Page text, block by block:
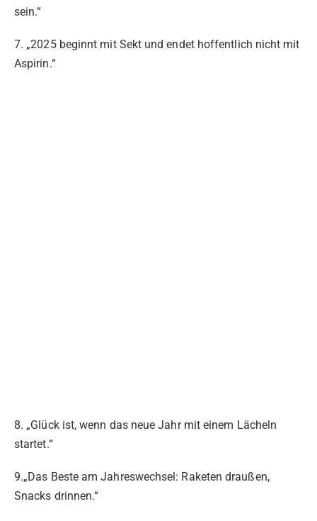
sein.“
7. „2025 beginnt mit Sekt und endet hoffentlich nicht mit
Aspirin.“
8. „Glück ist, wenn das neue Jahr mit einem Lächeln
startet.“
9.„Das Beste am Jahreswechsel: Raketen draußen,
Snacks drinnen.“